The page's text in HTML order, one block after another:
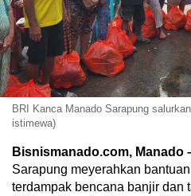
BRI Kanca Manado Sarapung
istimewa)
Bisnismanado.com, Manado
Sarapung meyerahkan
terdampak bencana banjir dan